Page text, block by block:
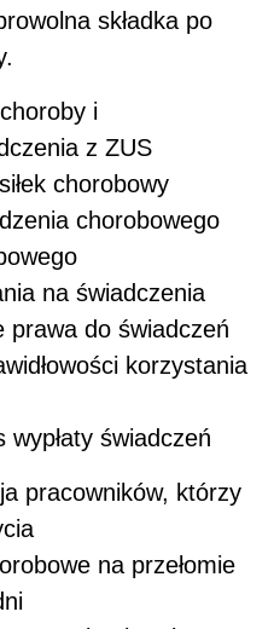
składka po
i
z ZUS
chorobowy
chorobowego
na świadczenia
prawa do świadczeń
korzystania
świadczeń
pracowników, którzy
na przełomie